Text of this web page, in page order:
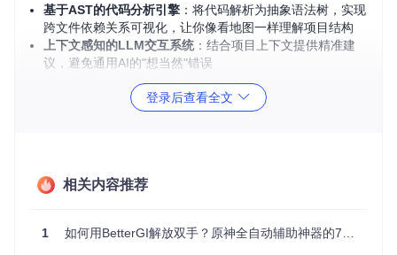
基于AST的代码分析引擎 ：将代码解析为抽象语法树，实现
跨文件依赖关系可视化，让你像看地图一样理解项目结构
上下文感知的LLM交互系统：结合项目上下文提供精准建
议，避免通用AI的"想当然"错误
重构代码逻辑：智能识别潜在问题
赖关系，耗时且容易遗漏。OpenCode的重构助手通过以下步
登录后查看全文
相关内容推荐
1 如何用BetterGI解放双手？原神全自动辅助神器的7大核心功能与使用指南